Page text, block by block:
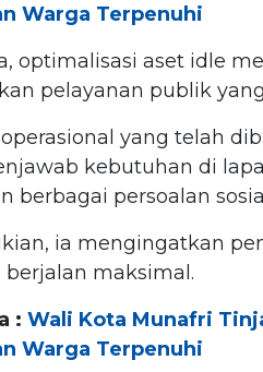
Warga Terpenuhi
optimalisasi aset idle
pelayanan publik
yang telah
kebutuhan di
berbagai persoalan
ia mengingatkan
berjalan maksimal.
: Wali Kota Munafri
Warga Terpenuhi